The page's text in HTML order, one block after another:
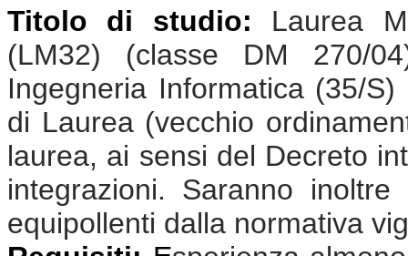
Titolo di studio:
Laurea
(LM32) (classe DM 270/
Ingegneria Informatica (35/
di Laurea (vecchio
laurea, ai sensi del Decreto
integrazioni. Saranno
equipollenti dalla normativa